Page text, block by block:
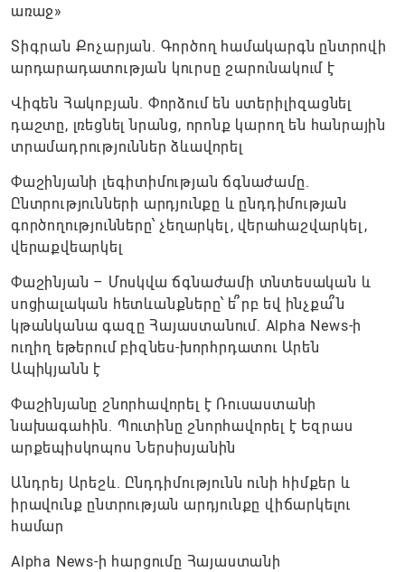
առաջ»
Տիգրան Քոչարյան. Գործող համակարգն ընտրովի
արդարադատության կուրսը շարունակում է
Վիգեն Հակոբյան. Փորձում են ստերիլիզացնել
դաշտը, լռեցնել նրանց, որոնք կարող են հանրային
տրամադրություններ ձևավորել
Փաշինյանի լեգիտիմության ճգնաժամը.
Ընտրությունների արդյունքը և ընդդիմության
գործողությունները՝ չեղարկել, վերահաշվարկել,
վերաքվեարկել
Փաշինյան – Մոսկվա ճգնաժամի տնտեսական և
սոցիալական հետևանքները՝ ե՞րբ եվ ինչքա՞ն
կթանկանա գազը Հայաստանում. Alpha News-ի
ուղիղ եթերում բիզնես-խորհրդատու Արեն
Ապիկյանն է
Փաշինյանը շնորհավորել է Ռուսաստանի
նախագահին. Պուտինը շնորհավորել է Եզրաս
արքեպիսկոպոս Ներսիսյանին
Անդրեյ Արեշև. Ընդդիմությունն ունի հիմքեր և
իրավունք ընտրության արդյունքը վիճարկելու
համար
Alpha News-ի հարցումը Հայաստանի